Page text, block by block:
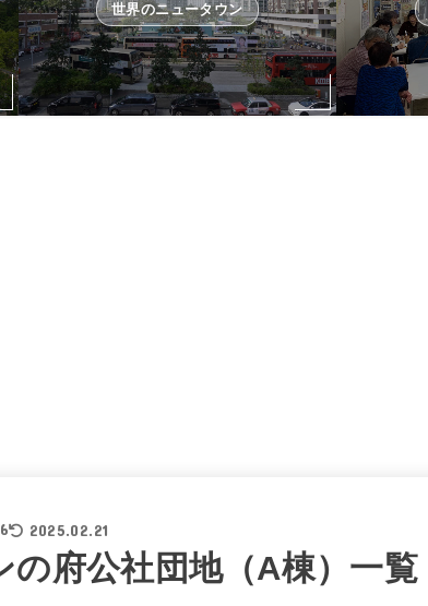
世界のニュータウン
2025.02.21
の府公社団地（A棟）一覧